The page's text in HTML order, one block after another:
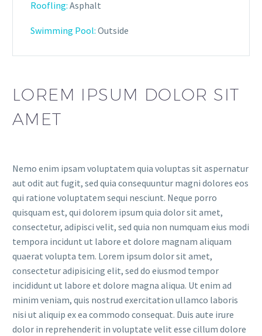
Roofling: Asphalt
Swimming Pool: Outside
LOREM IPSUM DOLOR SIT
AMET
Nemo enim ipsam voluptatem quia voluptas sit aspernatur
aut odit aut fugit, sed quia consequuntur magni dolores eos
qui ratione voluptatem sequi nesciunt. Neque porro
quisquam est, qui dolorem ipsum quia dolor sit amet,
consectetur, adipisci velit, sed quia non numquam eius modi
tempora incidunt ut labore et dolore magnam aliquam
quaerat volupta tem. Lorem ipsum dolor sit amet,
consectetur adipisicing elit, sed do eiusmod tempor
incididunt ut labore et dolore magna aliqua. Ut enim ad
minim veniam, quis nostrud exercitation ullamco laboris
nisi ut aliquip ex ea commodo consequat. Duis aute irure
dolor in reprehenderit in voluptate velit esse cillum dolore